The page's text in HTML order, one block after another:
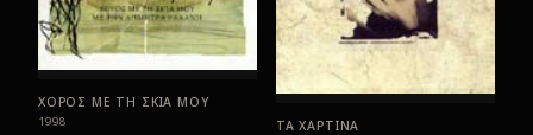
ΧΟΡΟΣ ΜΕ ΤΗ ΣΚΙΑ ΜΟΥ
1998 ΤΑ ΧΑΡΤΙΝΑ